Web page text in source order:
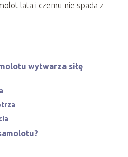
lata i czemu nie spada z
wytwarza siłę